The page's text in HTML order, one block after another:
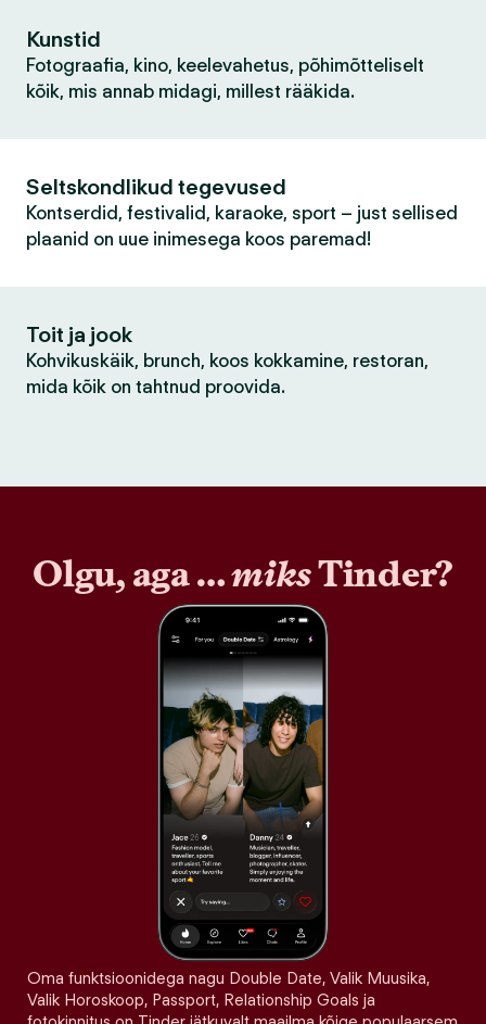
Kunstid
Fotograafia, kino, keelevahetus, põhimõtteliselt
kõik, mis annab midagi, millest rääkida.
Seltskondlikud tegevused
Kontserdid, festivalid, karaoke, sport – just sellised
plaanid on uue inimesega koos paremad!
Toit ja jook
Kohvikuskäik, brunch, koos kokkamine, restoran,
mida kõik on tahtnud proovida.
Olgu, aga …miksTinder?
Oma funktsioonidega nagu Double Date, Valik Muusika,
Valik Horoskoop, Passport, Relationship Goals ja